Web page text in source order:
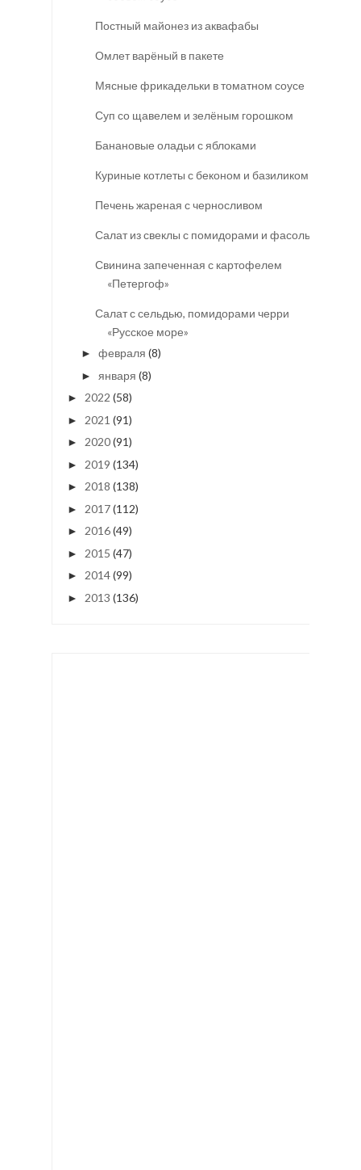
Постный майонез из аквафабы
Омлет варёный в пакете
Мясные фрикадельки в томатном соусе
Суп со щавелем и зелёным горошком
Банановые оладьи с яблоками
Куриные котлеты с беконом и базиликом
Печень жареная с черносливом
Салат из свеклы с помидорами и фасолью
Свинина запеченная с картофелем
«Петергоф»
Салат с сельдью, помидорами черри
«Русское море»
► февраля (8)
► января (8)
► 2022 (58)
► 2021 (91)
► 2020(91)
► 2019 (134)
► 2018 (138)
► 2017(112)
► 2016(49)
► 2015 (47)
► 2014(99)
► 2013 (136)